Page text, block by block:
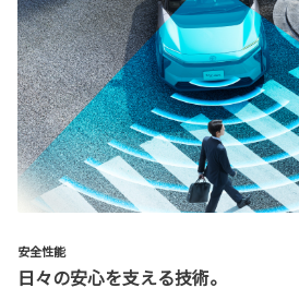
安全性能
日々の安心を支える技術。